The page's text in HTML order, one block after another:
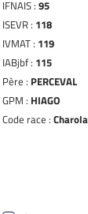
IFNAIS :95
ISEVR : 118
IVMAT : 119
IABjbf : 115
Père : PERCEVAL
GPM : HIAGO
Code race :